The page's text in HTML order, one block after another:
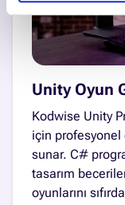
Unity Oyun
Kodwise Unity
için
sunar. C#
tasarım
oyunlarını